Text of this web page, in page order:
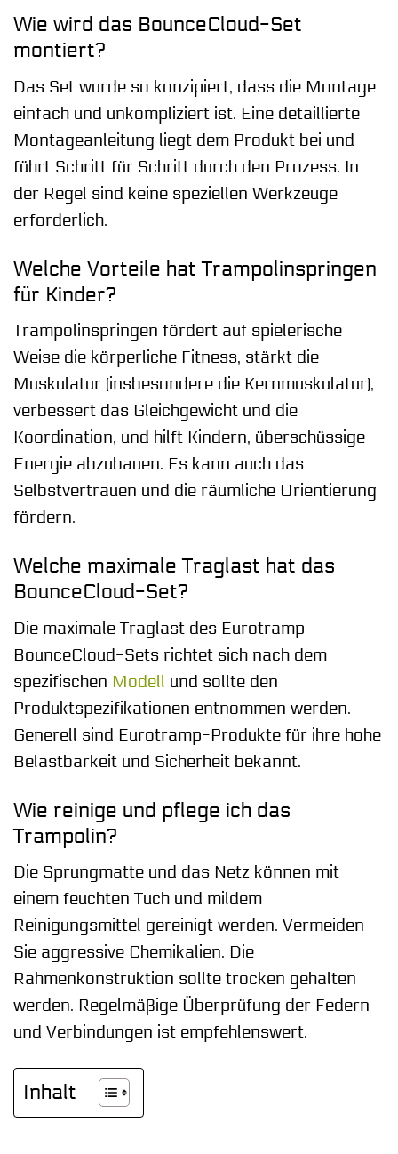
Wie wird das BounceCloud-Set
montiert?
Das Set wurde so konzipiert, dass die Montage
einfach und unkompliziert ist. Eine detaillierte
Montageanleitung liegt dem Produkt bei und
führt Schritt für Schritt durch den Prozess. In
der Regel sind keine speziellen Werkzeuge
erforderlich.
Welche Vorteile hat Trampolinspringen
für Kinder?
Trampolinspringen fördert auf spielerische
Weise die körperliche Fitness, stärkt die
Muskulatur (insbesondere die Kernmuskulatur),
verbessert das Gleichgewicht und die
Koordination, und hilft Kindern, überschüssige
Energie abzubauen. Es kann auch das
Selbstvertrauen und die räumliche Orientierung
fördern.
Welche maximale Traglast hat das
BounceCloud-Set?
Die maximale Traglast des Eurotramp
BounceCloud-Sets richtet sich nach dem
spezifischen Modell und sollte den
Produktspezifikationen entnommen werden.
Generell sind Eurotramp-Produkte für ihre hohe
Belastbarkeit und Sicherheit bekannt.
Wie reinige und pflege ich das
Trampolin?
Die Sprungmatte und das Netz können mit
einem feuchten Tuch und mildem
Reinigungsmittel gereinigt werden. Vermeiden
Sie aggressive Chemikalien. Die
Rahmenkonstruktion sollte trocken gehalten
werden. Regelmäßige Überprüfung der Federn
und Verbindungen ist empfehlenswert.
Inhalt